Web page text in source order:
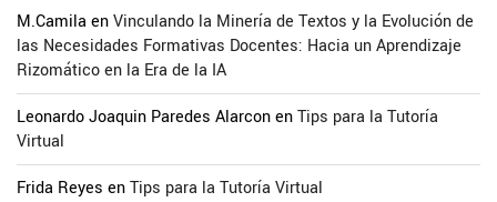
M.Camila enVinculando la Minería de Textos y la Evolución de
las Necesidades Formativas Docentes: Hacia un Aprendizaje
Rizomático en la Era de la IA
Leonardo Joaquin Paredes AlarconenTips para la Tutoría
Virtual
Frida Reyes enTips para la Tutoría Virtual